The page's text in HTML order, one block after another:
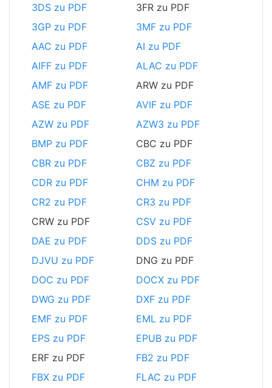
3DS zu PDF
3FR zu PDF
3GP zu PDF
3MF zu PDF
AAC zu PDF
AI zu PDF
AIFF zu PDF
ALAC zu PDF
AMF zu PDF
ARW zu PDF
ASE zu PDF
AVIF zu PDF
AZW zu PDF
AZW3 zu PDF
BMP zu PDF
CBC zu PDF
CBR zu PDF
CBZ zu PDF
CDR zu PDF
CHM zu PDF
CR2 zu PDF
CR3 zu PDF
CRW zu PDF
CSV zu PDF
DAE zu PDF
DDS zu PDF
DJVU zu PDF
DNG zu PDF
DOC zu PDF
DOCX zu PDF
DWG zu PDF
DXF zu PDF
EMF zu PDF
EML zu PDF
EPS zu PDF
EPUB zu PDF
ERF zu PDF
FB2 zu PDF
FBX zu PDF
FLAC zu PDF